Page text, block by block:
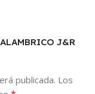
J&R
publicada. Los